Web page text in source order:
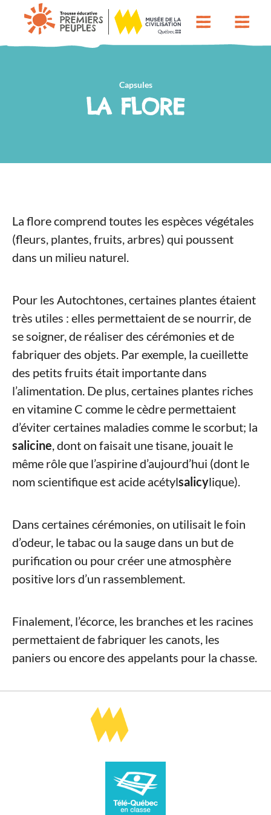
Capsules
LA FLORE
La flore comprend toutes les espèces végétales
(fleurs, plantes, fruits, arbres) qui poussent
dans un milieu naturel.
Pour les Autochtones, certaines plantes étaient
très utiles : elles permettaient de se nourrir, de
se soigner, de réaliser des cérémonies et de
fabriquer des objets. Par exemple, la cueillette
des petits fruits était importante dans
l’alimentation. De plus, certaines plantes riches
en vitamine C comme le cèdre permettaient
d’éviter certaines maladies comme le scorbut; la
salicine, dont on faisait une tisane, jouait le
même rôle que l’aspirine d’aujourd’hui (dont le
nom scientifique est acide acétylsalicylique).
Dans certaines cérémonies, on utilisait le foin
d’odeur, le tabac ou la sauge dans un but de
purification ou pour créer une atmosphère
positive lors d’un rassemblement.
Finalement, l’écorce, les branches et les racines
permettaient de fabriquer les canots, les
paniers ou encore des appelants pour la chasse.